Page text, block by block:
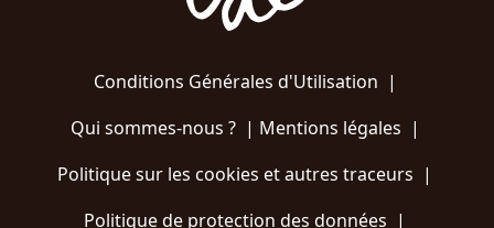
Conditions Générales d'Utilisation |
Qui sommes-nous ?| Mentions légales |
Politique sur les cookies et autres traceurs |
Politique de protection des données |